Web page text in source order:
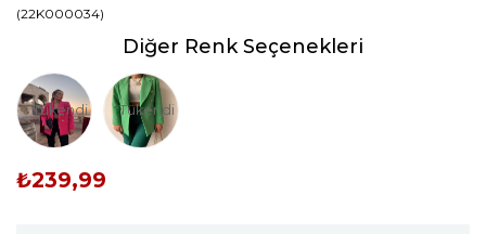
(22K000034)
Diğer Renk Seçenekleri
Tükendi Tükendi
₺239,99